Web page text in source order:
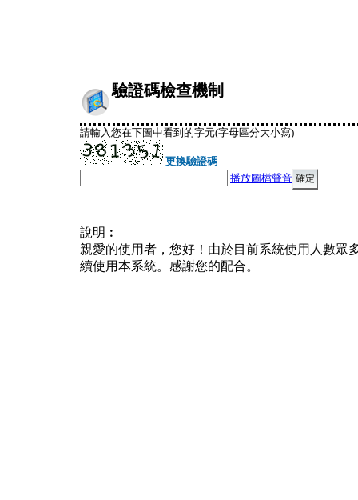
驗證碼檢查機制
請輸入您在下圖中看到的字元(字母區分大小寫)
更換驗證碼
播放圖檔聲音
說明︰
親愛的使用者，您好！由於目前系統使用人數眾
續使用本系統。感謝您的配合。